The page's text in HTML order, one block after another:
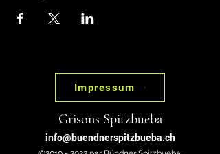
Impressum
Grisons Spitzbueba
info@buendnerspitzbueba.ch